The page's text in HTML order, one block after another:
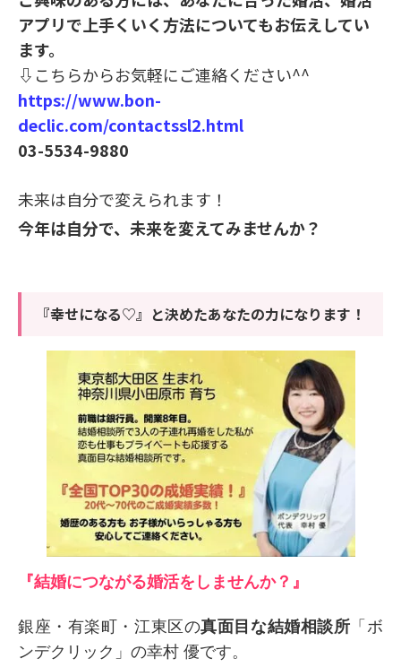
アプリで上手くいく方法についてもお伝えしてい
ます。
⇩ こちらからお気軽にご連絡ください^^
https://www.bon-
declic.com/contactssl2.html
03-5534-9880
未来は自分で変えられます！
今年は自分で、未来を変えてみませんか？
『幸せになる♡』と決めたあなたの力になります！
『結婚につながる婚活をしませんか？』
銀座・有楽町 ・江東区の真面目な結婚相談所 「ボ
ンデクリック」 の幸村 優です。